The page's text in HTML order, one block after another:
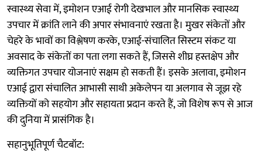
स्वास्थ्य सेवा में, इमोशन एआई रोगी देखभाल और मानसिक स्वास्थ्य
उपचार में क्रांति लाने की अपार संभावनाएं रखता है। मुखर संकेतों और
चेहरे के भावों का विश्लेषण करके, एआई-संचालित सिस्टम संकट या
अवसाद के संकेतों का पता लगा सकते हैं, जिससे शीघ्र हस्तक्षेप और
व्यक्तिगत उपचार योजनाएं सक्षम हो सकती हैं। इसके अलावा, इमोशन
एआई द्वारा संचालित आभासी साथी अकेलेपन या अलगाव से जूझ रहे
व्यक्तियों को सहयोग और सहायता प्रदान करते हैं, जो विशेष रूप से आज
की दुनिया में प्रासंगिक है।
सहानुभूतिपूर्ण चैटबॉट: